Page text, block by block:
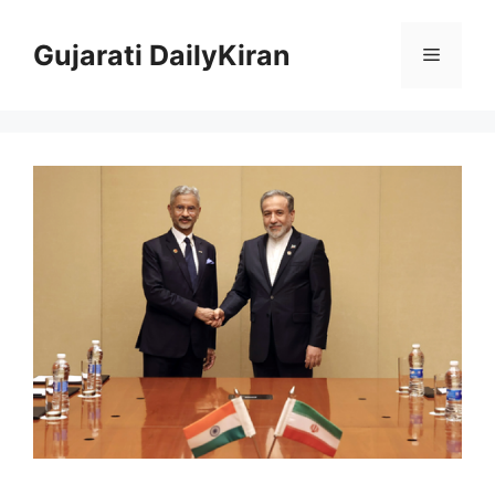
contentGujarati DailyKiran Menu